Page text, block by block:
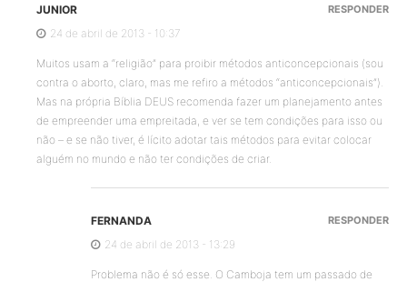
JUNIOR
24 de abril de 2013 - 10:37
Muitos usam a “religião” para proibir métodos anticoncepcionais (sou
contra o aborto, claro, mas me refiro a métodos “anticoncepcionais”).
Mas na própria Bíblia DEUS recomenda fazer um planejamento antes
de empreender uma empreitada, e ver se tem condições para isso ou
não – e se não tiver, é lícito adotar tais métodos para evitar colocar
alguém no mundo e não ter condições de criar.
RESPONDER
FERNANDA
24 de abril de 2013 - 13:29
Problema não é só esse. O Camboja tem um passado de
RESPONDER